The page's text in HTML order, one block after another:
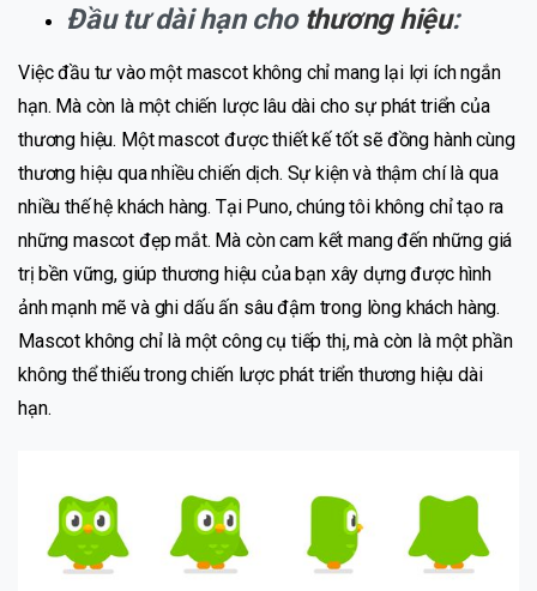
Đầu tư dài hạn cho thương hiệu:
Việc đầu tư vào một mascot không chỉ mang lại lợi ích ngắn
hạn. Mà còn là một chiến lược lâu dài cho sự phát triển của
thương hiệu. Một mascot được thiết kế tốt sẽ đồng hành cùng
thương hiệu qua nhiều chiến dịch. Sự kiện và thậm chí là qua
nhiều thế hệ khách hàng. Tại Puno, chúng tôi không chỉ tạo ra
những mascot đẹp mắt. Mà còn cam kết mang đến những giá
trị bền vững, giúp thương hiệu của bạn xây dựng được hình
ảnh mạnh mẽ và ghi dấu ấn sâu đậm trong lòng khách hàng.
Mascot không chỉ là một công cụ tiếp thị, mà còn là một phần
không thể thiếu trong chiến lược phát triển thương hiệu dài
hạn.